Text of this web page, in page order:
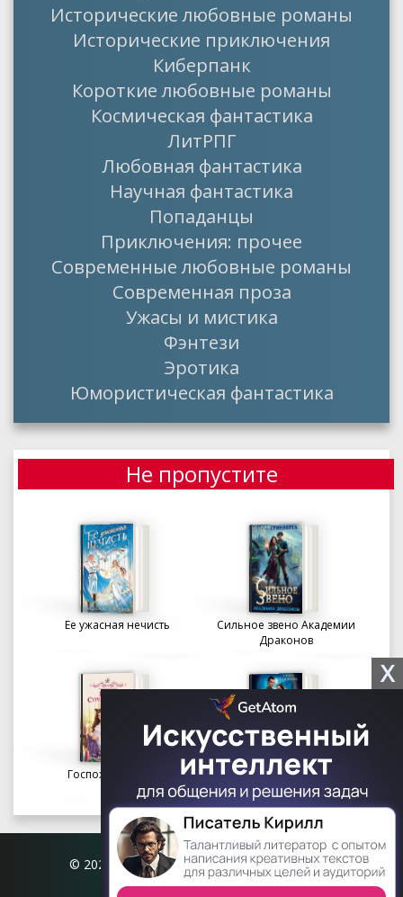
Исторические любовные романы
Исторические приключения
Киберпанк
Короткие любовные романы
Космическая фантастика
ЛитРПГ
Любовная фантастика
Научная фантастика
Попаданцы
Приключения: прочее
Современные любовные романы
Современная проза
Ужасы и мистика
Фэнтези
Эротика
Юмористическая фантастика
Не пропустите
Ее ужасная нечисть
Сильное звено Академии
Драконов
Госпожа портниха
Осколки вечности в
Академии Судьбы
© 2026 Книгофил.орг | contact@knigofil.org
X